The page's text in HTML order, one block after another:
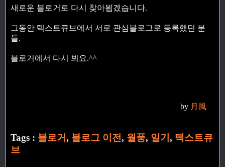
새로운 블로거로 다시 찾아뵙겠습니다.
그동안 텍스트큐브에서 서로 관심블로그로 등록했던 분
들.
블로거에서 다시 뵈요.^^
by 月風
Tags : 블로거, 블로그 이전, 월풍, 일기 , 텍스트큐
브